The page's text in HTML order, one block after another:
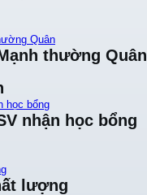
Quân
thường Quân
học bổng
nhận học bổng
lượng